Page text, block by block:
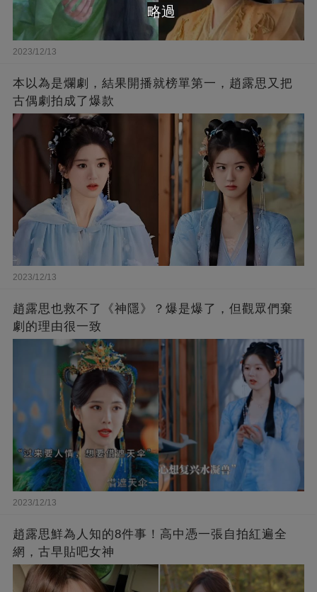
2023/12/13
本以為是爛劇，結果開播就榜單第一，趙露思又把
古偶劇拍成了爆款
2023/12/13
趙露思也救不了《神隱》？爆是爆了，但觀眾們棄
劇的理由很一致
2023/12/13
趙露思鮮為人知的8件事！高中憑一張自拍紅遍全
網，古早貼吧女神
略過